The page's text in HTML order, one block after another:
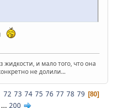
жидкости, и мало того, что она
не долили...
72 73 74 75 76 77 78 79 80
... 200